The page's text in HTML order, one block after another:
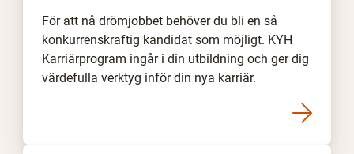
För att nå drömjobbet behöver du bli en så
konkurrenskraftig kandidat som möjligt. KYH
Karriärprogram ingår i din utbildning och ger dig
värdefulla verktyg inför din nya karriär.